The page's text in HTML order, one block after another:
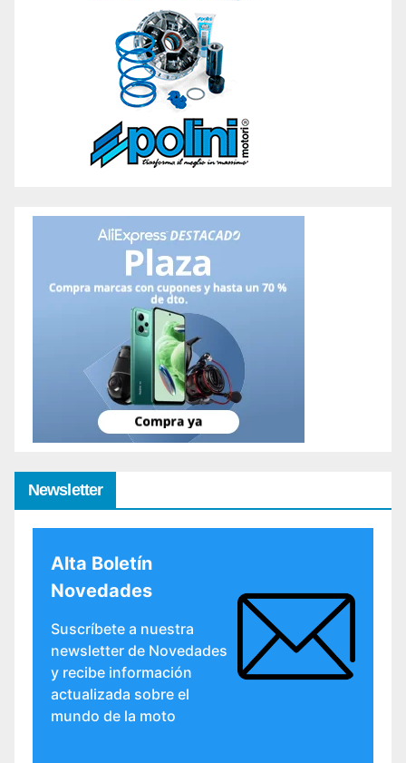
Newsletter
Alta Boletín
Novedades
Suscríbete a nuestra
newsletter de Novedades
y recibe información
actualizada sobre el
mundo de la moto